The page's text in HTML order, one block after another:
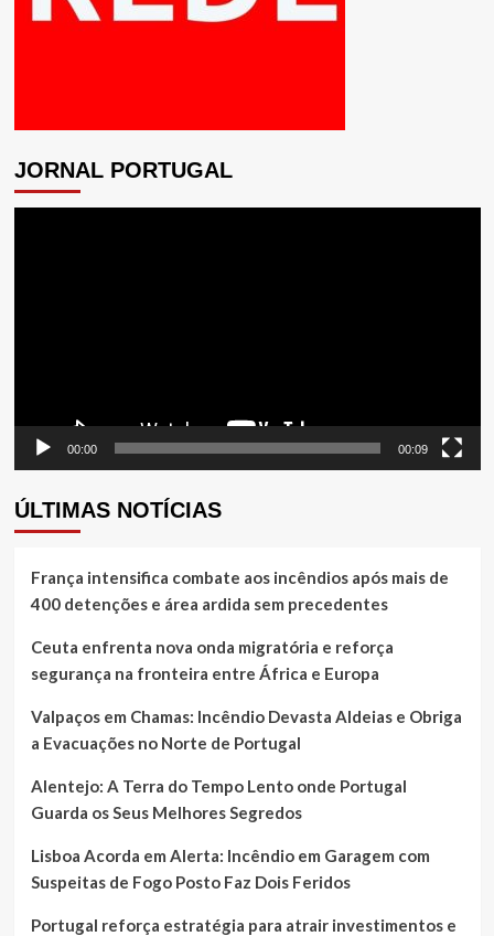
JORNAL PORTUGAL
00:00 00:09
ÚLTIMAS NOTÍCIAS
França intensifica combate aos incêndios após mais de
400 detenções e área ardida sem precedentes
Ceuta enfrenta nova onda migratória e reforça
segurança na fronteira entre África e Europa
Valpaços em Chamas: Incêndio Devasta Aldeias e Obriga
a Evacuações no Norte de Portugal
Alentejo: A Terra do Tempo Lento onde Portugal
Guarda os Seus Melhores Segredos
Lisboa Acorda em Alerta: Incêndio em Garagem com
Suspeitas de Fogo Posto Faz Dois Feridos
Portugal reforça estratégia para atrair investimentos e